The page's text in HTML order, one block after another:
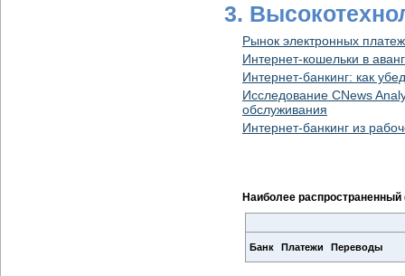
3.
Рынок электронных
Интернет-кошельки в
Интернет-банкинг: как
Исследование CNews
обслуживания
Интернет-банкинг из
Наиболее
Банк Платежи Переводы